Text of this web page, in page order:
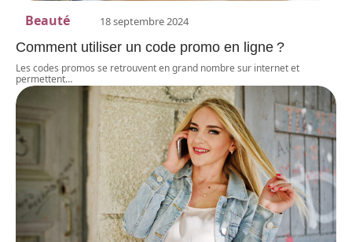
Beauté 18 septembre 2024
Comment utiliser un code promo en ligne ?
Les codes promos se retrouvent en grand nombre sur internet et
permettent…